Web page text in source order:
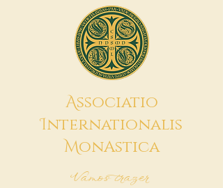
Associatio
Internationalis
MonAstica
Vamos trazer